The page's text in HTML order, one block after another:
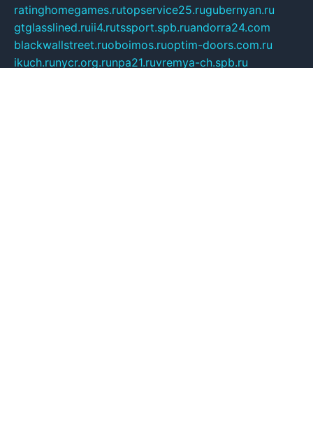
ratinghomegames.rutopservice25.rugubernyan.ru
gtglasslined.ruii4.rutssport.spb.ruandorra24.com
blackwallstreet.ruoboimos.ruoptim-doors.com.ru
ikuch.runycr.org.runpa21.ruvremya-ch.spb.ru